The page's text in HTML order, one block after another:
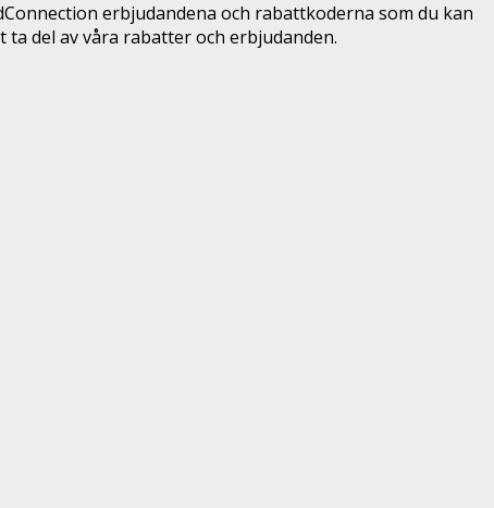
erbjudandena och rabattkoderna som du kan
del av våra rabatter och erbjudanden.